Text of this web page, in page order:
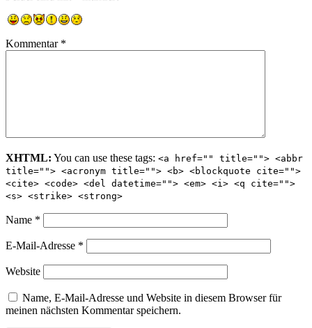
Kommentar *
XHTML: You can use these tags: <a href="" title=""> <abbr
title=""> <acronym title=""> <b> <blockquote cite="">
<cite> <code> <del datetime=""> <em> <i> <q cite="">
<s> <strike> <strong>
Name *
E-Mail-Adresse *
Website
Name, E-Mail-Adresse und Website in diesem Browser für
meinen nächsten Kommentar speichern.